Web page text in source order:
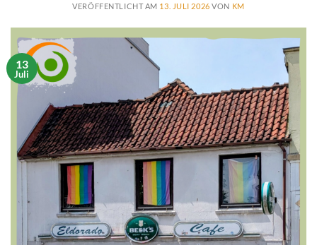
VERÖFFENTLICHT AM 13. JULI 2026 VON KM
13
Juli